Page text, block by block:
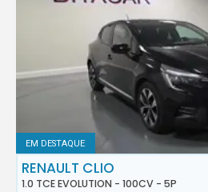
EM DESTAQUE
RENAULT CLIO
1.0 TCE EVOLUTION - 100CV - 5P